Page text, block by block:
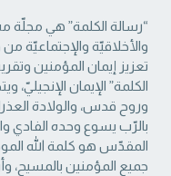
“رسالة الكلمة” هي مجلّة
والأخلاقيّة والإجتماعيّة
تعزيز إيمان المؤمنين
‏الكلمة” الإيمان الإنجيليّ،
وروح قدس، والولادة
بالرّب يسوع وحده الفادي
‏المقدّس هو كلمة الله
جميع المؤمنين بالمسيح،